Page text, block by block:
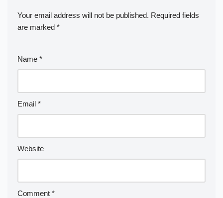
Your email address will not be published. Required fields
are marked *
Name *
Email *
Website
Comment *